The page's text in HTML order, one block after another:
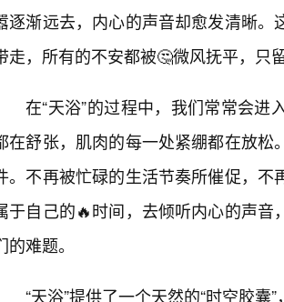
逐渐远去，内心的声音却愈发清晰
走，所有的不安都被🤔微风抚平，只
在“天浴”的过程中，我们常常会
在舒张，肌肉的每一处紧绷都在放
。不再被忙碌的生活节奏所催促，
于自己的🔥时间，去倾听内心的声
的难题。
“天浴”提供了一个天然的“时空胶